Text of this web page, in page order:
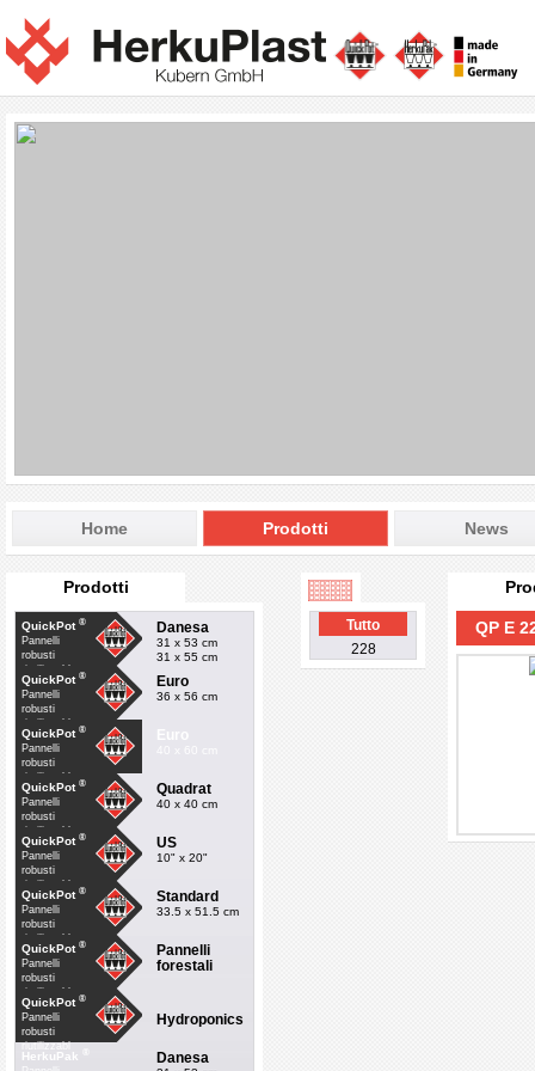
Home Prodotti News
Prodotti
QuickPot ®
Pannelli
robusti
riutilizzabl
Danesa
31 x 53 cm
31 x 55 cm
QuickPot ®
Pannelli
robusti
riutilizzabl
Euro
36 x 56 cm
QuickPot ®
Pannelli
robusti
riutilizzabl
Euro
40 x 60 cm
QuickPot ®
Pannelli
robusti
riutilizzabl
Quadrat
40 x 40 cm
QuickPot ®
Pannelli
robusti
riutilizzabl
US
10" x 20"
QuickPot ®
Pannelli
robusti
riutilizzabl
Standard
33.5 x 51.5 cm
QuickPot ®
Pannelli
robusti
riutilizzabl
Pannelli
forestali
QuickPot ®
Pannelli
robusti
riutilizzabl
Hydroponics
HerkuPak Danesa
Tutto
228
QP E